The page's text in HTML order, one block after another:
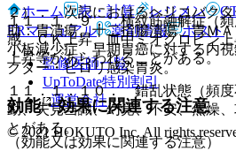
１１．１．９． 横紋筋融解症（頻
感、ＣＫ上昇、血中ミオグロビン
上昇等があらわれることがある。
１１．１．１０． 錯乱状態（頻
動、失見当識、幻覚、不安、焦燥
とがある。
２）． 次記におけるヘリコバク
助：胃潰瘍、十二指腸潰瘍、胃Ｍ
小板減少症、早期胃癌に対する内
クター・ピロリ感染胃炎。
効能・効果に関連する注意
（効能又は効果に関連する注意）
ホーム
表・計算 レジメン
ERマニュアル
薬剤情報 ポスト
監修医師一覧
UpToDate特別割引
運営会社
© 2021 HOKUTO Inc. All rights